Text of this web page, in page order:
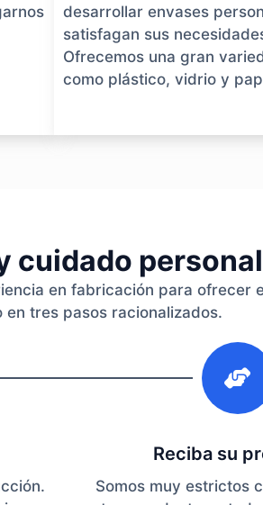
desarrollar envases
satisfagan sus
Ofrecemos una gran
como plástico, vidrio y
cuidado personal
en fabricación para ofrecer
tres pasos racionalizados.
Reciba su
Somos muy estrictos